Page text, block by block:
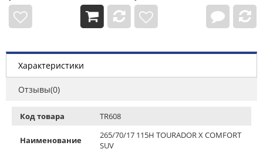
Характеристики
Отзывы(0)
Код товара TR608
Наименование
265/70/17 115H TOURADOR X COMFORT
SUV